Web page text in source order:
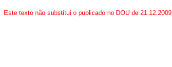
Este texto não substitui o publicado no DOU de 21.12.2009